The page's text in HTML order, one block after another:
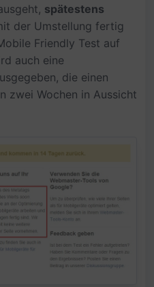
spätestens
der Umstellung fertig
Friendly Test auf
auch eine
die einen
zwei Wochen in Aussicht